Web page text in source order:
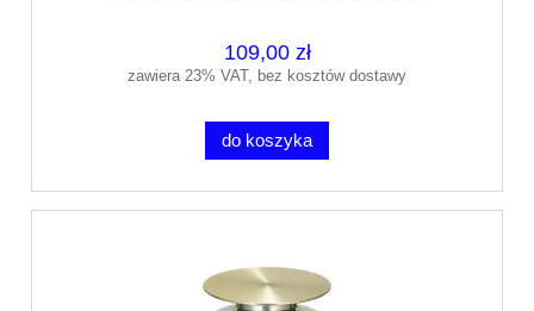
109,00 zł
zawiera 23% VAT, bez kosztów dostawy
do koszyka